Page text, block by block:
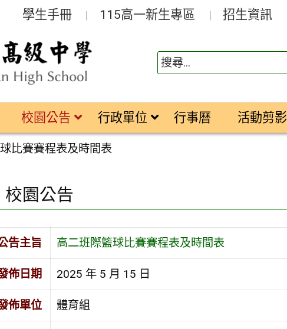
學生手冊 115高一新生專區 招生資訊
校園公告 行政單位 行事曆 活動剪影
比賽賽程表及時間表
校園公告
告主旨 高二班際籃球比賽賽程表及時間表
佈日期 2025 年 5 月 15 日
佈單位 體育組